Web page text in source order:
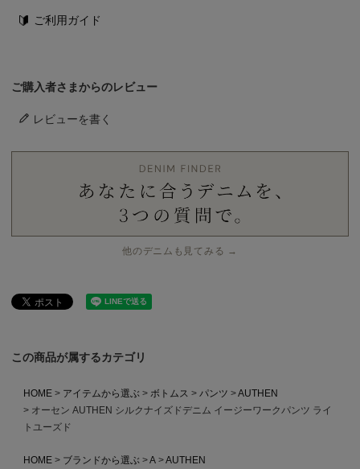
ご利用ガイド
ご購入者さまからのレビュー
レビューを書く
他のデニムも見てみる →
この商品が属するカテゴリ
HOME アイテムから選ぶ ボトムス パンツ
AUTHEN
オーセン AUTHEN シルクナイズドデニム イージーワークパンツ ライ
トユーズド
HOME ブランドから選ぶ A
AUTHEN